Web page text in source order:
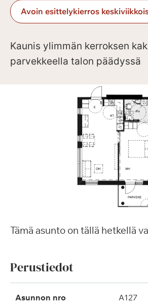
Avoin esittelykierros
Kaunis ylimmän kerroksen
parvekkeella talon päädyssä
Tämä asunto on tällä hetkellä
Perustiedot
Asunnon nro A127